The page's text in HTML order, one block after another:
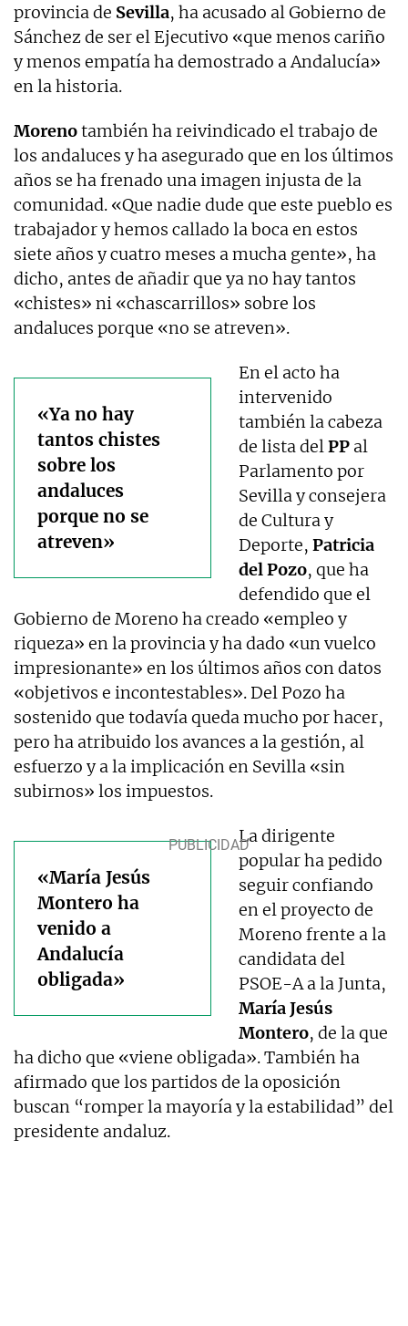
provincia de Sevilla, ha acusado al Gobierno de
Sánchez de ser el Ejecutivo «que menos cariño
y menos empatía ha demostrado a Andalucía»
en la historia.
Morenotambién ha reivindicado el trabajo de
los andaluces y ha asegurado que en los últimos
años se ha frenado una imagen injusta de la
comunidad. «Que nadie dude que este pueblo es
trabajador y hemos callado la boca en estos
siete años y cuatro meses a mucha gente», ha
dicho, antes de añadir que ya no hay tantos
«chistes» ni «chascarrillos» sobre los
andaluces porque «no se atreven».
«Ya no hay
tantos chistes
sobre los
andaluces
porque no se
atreven»
En el acto ha
intervenido
también la cabeza
de lista delPP al
Parlamento por
Sevilla y consejera
de Cultura y
Deporte,Patricia
del Pozo, que ha
defendido que el
Gobierno de Moreno ha creado «empleo y
riqueza» en la provincia y ha dado «un vuelco
impresionante» en los últimos años con datos
«objetivos e incontestables». Del Pozo ha
sostenido que todavía queda mucho por hacer,
pero ha atribuido los avances a la gestión, al
esfuerzo y a la implicación en Sevilla «sin
subirnos» los impuestos.
«María Jesús
Montero ha
venido a
Andalucía
obligada»
La dirigente
popular ha pedido
seguir confiando
en el proyecto de
Moreno frente a la
candidata del
PSOE-A a la Junta,
María Jesús
Montero, de la que
ha dicho que «viene obligada». También ha
afirmado que los partidos de la oposición
buscan “romper la mayoría y la estabilidad” del
presidente andaluz.